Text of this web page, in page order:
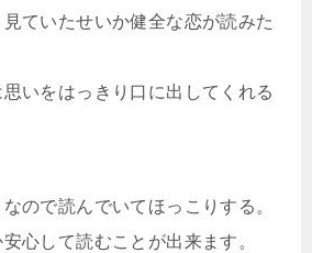
ていたせいか健全な恋が読みた
いをはっきり口に出してくれる
ので読んでいてほっこりする。
心して読むことが出来ます。